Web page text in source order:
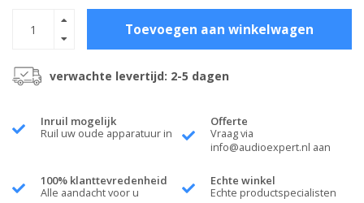
Toevoegen aan winkelwagen
verwachte levertijd: 2-5 dagen
Inruil mogelijk
Ruil uw oude apparatuur in
Offerte
Vraag via
info@audioexpert.nl aan
100% klanttevredenheid
Alle aandacht voor u
Echte winkel
Echte productspecialisten